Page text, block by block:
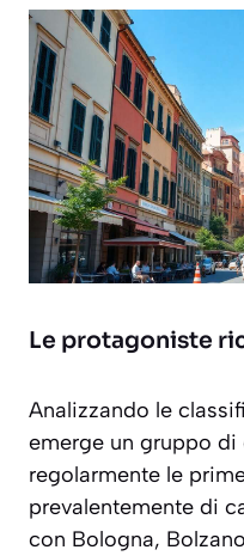
Le protagoniste
Analizzando le
emerge un gruppo
regolarmente le
prevalentemente di
con Bologna,